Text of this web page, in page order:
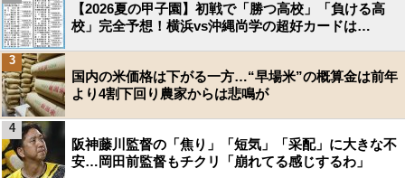
【2026夏の甲子園】初戦で「勝つ高校」「負ける高
校」完全予想！横浜vs沖縄尚学の超好カードは…
国内の米価格は下がる一方…“早場米”の概算金は前年
より4割下回り農家からは悲鳴が
3
阪神藤川監督の「焦り」「短気」「采配」に大きな不
安…岡田前監督もチクリ「崩れてる感じするわ」
4